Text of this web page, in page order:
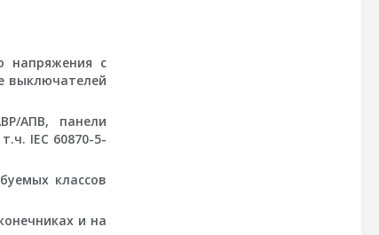
напряжения с
выключателей
АПВ, панели
IEC 60870-5-
классов
и на